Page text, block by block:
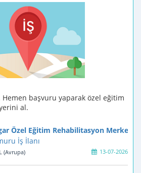
Hemen başvuru yaparak özel eğitim
al.
Özel Eğitim Rehabilitasyon Merkezi
İş İlanı
13-07-2026
(Avrupa)